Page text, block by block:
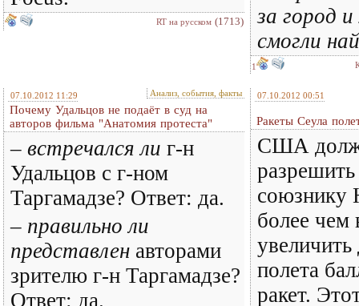
RT на русском (1713)
за город
смогли
1
07.10.2012 11:29 Анализ, события, факты
Почему Удальцов не подаёт в суд на
авторов фильма "Анатомия протеста"
– встречался ли г-н
Удальцов с г-ном
Таргамадзе? Ответ: да.
– правильно ли
представлен авторами
зрителю г-н Таргамадзе?
Ответ: да.
07.10.2012 00:51
Ракеты Сеула
США
более чем
увеличить
полета
ракет.